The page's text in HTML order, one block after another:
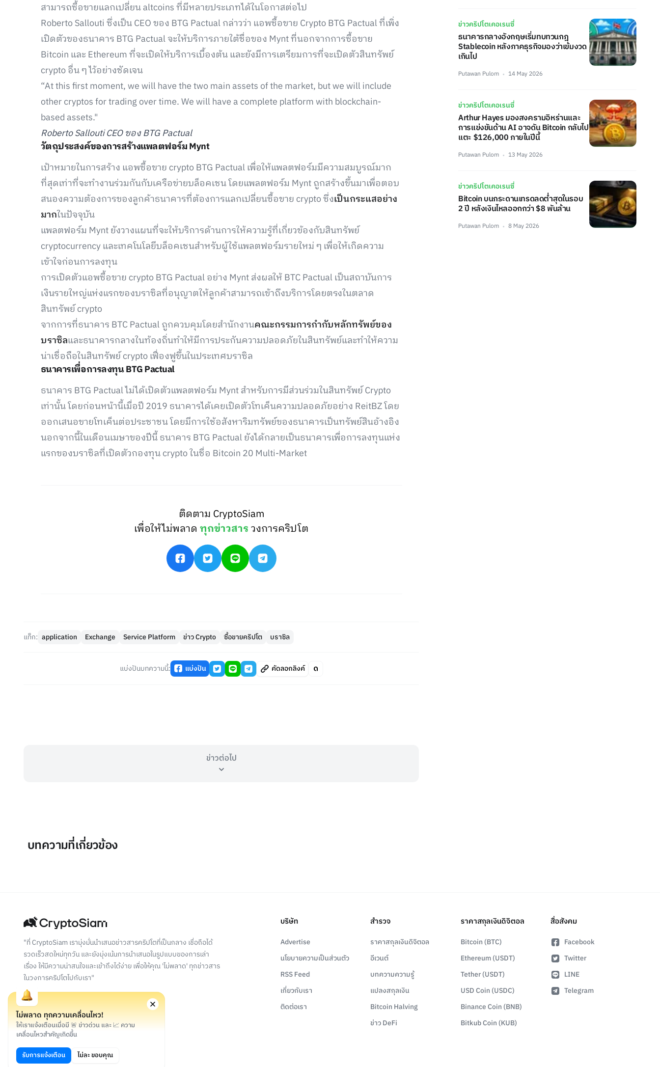
สามารถซื้อขายแลกเปลี่ยน altcoins ที่มีหลายประเภทได้ในโอกาสต่อไป
Roberto Sallouti ซึ่งเป็น CEO ของ BTG Pactual กล่าวว่า แอพซื้อขาย Crypto BTG Pactual ที่เพิ่ง
เปิดตัวของธนาคาร BTG Pactual จะให้บริการภายใต้ชื่อของ Mynt ที่นอกจากการซื้อขาย
Bitcoin และ Ethereum ที่จะเปิดให้บริการเบื้องต้น และยังมีการเตรียมการที่จะเปิดตัวสินทรัพย์
crypto อื่น ๆ ไว้อย่างชัดเจน
“At this first moment, we will have the two main assets of the market, but we will include
other cryptos for trading over time. We will have a complete platform with blockchain-
based assets."
Roberto Sallouti CEO ของ BTG Pactual
วัตถุประสงค์ของการสร้างแพลตฟอร์ม Mynt
เป้าหมายในการสร้าง แอพซื้อขาย crypto BTG Pactual เพื่อให้แพลตฟอร์มมีความสมบูรณ์มาก
ที่สุดเท่าที่จะทำงานร่วมกันกับเครือข่ายบล็อคเชน โดยแพลตฟอร์ม Mynt ถูกสร้างขึ้นมาเพื่อตอบ
สนองความต้องการของลูกค้าธนาคารที่ต้องการแลกเปลี่ยนซื้อขาย crypto ซึ่งเป็นกระแสอย่าง
มากในปัจจุบัน
แพลตฟอร์ม Mynt ยังวางแผนที่จะให้บริการด้านการให้ความรู้ที่เกี่ยวข้องกับสินทรัพย์
cryptocurrency และเทคโนโลยีบล็อคเชนสำหรับผู้ใช้แพลตฟอร์มรายใหม่ ๆ เพื่อให้เกิดความ
เข้าใจก่อนการลงทุน
การเปิดตัวแอพซื้อขาย crypto BTG Pactual อย่าง Mynt ส่งผลให้ BTC Pactual เป็นสถาบันการ
เงินรายใหญ่แห่งแรกของบราซิลที่อนุญาตให้ลูกค้าสามารถเข้าถึงบริการโดยตรงในตลาด
สินทรัพย์ crypto
จากการที่ธนาคาร BTC Pactual ถูกควบคุมโดยสำนักงานคณะกรรมการกำกับหลักทรัพย์ของ
บราซิลและธนาคารกลางในท้องถิ่นทำให้มีการประกันความปลอดภัยในสินทรัพย์และทำให้ความ
น่าเชื่อถือในสินทรัพย์ crypto เฟื่องฟูขึ้นในประเทศบราซิล
ธนาคารเพื่อการลงทุน BTG Pactual
ธนาคาร BTG Pactual ไม่ได้เปิดตัวแพลตฟอร์ม Mynt สำหรับการมีส่วนร่วมในสินทรัพย์ Crypto
เท่านั้น โดยก่อนหน้านี้เมื่อปี 2019 ธนาคารได้เคยเปิดตัวโทเค็นความปลอดภัยอย่าง ReitBZ โดย
ออกเสนอขายโทเค็นต่อประชาชน โดยมีการใช้อสังหาริมทรัพย์ของธนาคารเป็นทรัพย์สินอ้างอิง
นอกจากนี้ในเดือนเมษาของปีนี้ ธนาคาร BTG Pactual ยังได้กลายเป็นธนาคารเพื่อการลงทุนแห่ง
แรกของบราซิลที่เปิดตัวกองทุน crypto ในชื่อ Bitcoin 20 Multi-Market
ติดตาม CryptoSiam
เพื่อให้ไม่พลาดทุกข่าวสารวงการคริปโต
แท็ก: application Exchange Service Platform ข่าว Crypto ซื้อขายคริปโต บราซิล
แบ่งปันบทความนี้: แบ่งปัน คัดลอกลิงค์
ข่าวต่อไป
ข่าวคริปโตเคอเรนซี่
ธนาคารกลางอังกฤษเริ่มทบทวนกฎ
Stablecoin หลังภาคธุรกิจมองว่าเข้มงวด
เกินไป
Putawan Pulom 14 May 2026
ข่าวคริปโตเคอเรนซี่
Arthur Hayes มองสงครามอิหร่านและ
การแข่งขันด้าน AI อาจดัน Bitcoin กลับไป
แตะ $126,000 ภายในปีนี้
Putawan Pulom 13 May 2026
ข่าวคริปโตเคอเรนซี่
Bitcoin บนกระดานเทรดลดต่ำสุดในรอบ
2 ปี หลังเงินไหลออกกว่า $8 พันล้าน
Putawan Pulom 8 May 2026
บทความที่เกี่ยวข้อง
"ที่ CryptoSiam เรามุ่งมั่นนำเสนอข่าวสารคริปโตที่เป็นกลาง เชื่อถือได้
รวดเร็วสดใหม่ทุกวัน และยังมุ่งเน้นการนำเสนอในรูปแบบของการเล่า
เรื่อง ให้มีความน่าสนใจและเข้าถึงได้ง่าย เพื่อให้คุณ 'ไม่พลาด' ทุกข่าวสาร
ในวงการคริปโตไปกับเรา"
บริษัท
Advertise
นโยบายความเป็นส่วนตัว
RSS Feed
เกี่ยวกับเรา
ติดต่อเรา
สำรวจ
ราคาสกุลเงินดิจิตอล
อีเวนต์
บทความความรู้
แปลงสกุลเงิน
Bitcoin Halving
ข่าว DeFi
ราคาสกุลเงินดิจิตอล
Bitcoin (BTC)
Ethereum (USDT)
Tether (USDT)
USD Coin (USDC)
Binance Coin (BNB)
Bitkub Coin (KUB)
สื่อสังคม
Facebook
Twitter
LINE
Telegram
©2026สงวนลิขสิทธิ์
ไม่พลาด ทุกความเคลื่อนไหว!
ให้เราแจ้งเตือนเมื่อมี 🚨 ข่าวด่วน และ 📈 ความ
เคลื่อนไหวสำคัญเกิดขึ้น
รับการแจ้งเตือน
ไม่ละ ขอบคุณ